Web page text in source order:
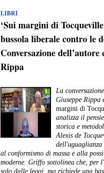
LIBRI
‘Sui margini di
bussola liberale contro le
Conversazione
Rippa
La
Giuseppe
margini di
analizza il
storica e
Alexis de
dell'uguaglianza
al conformismo di massa e alla
moderne. Griffo sottolinea che, per
solo dalle leggi, ma richiede una